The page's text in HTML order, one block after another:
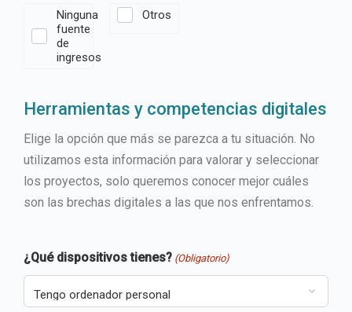
Ninguna
fuente
de
ingresos
Otros
Herramientas y competencias digitales
Elige la opción que más se parezca a tu situación. No
utilizamos esta información para valorar y seleccionar
los proyectos, solo queremos conocer mejor cuáles
son las brechas digitales a las que nos enfrentamos.
¿Qué dispositivos tienes? (Obligatorio)